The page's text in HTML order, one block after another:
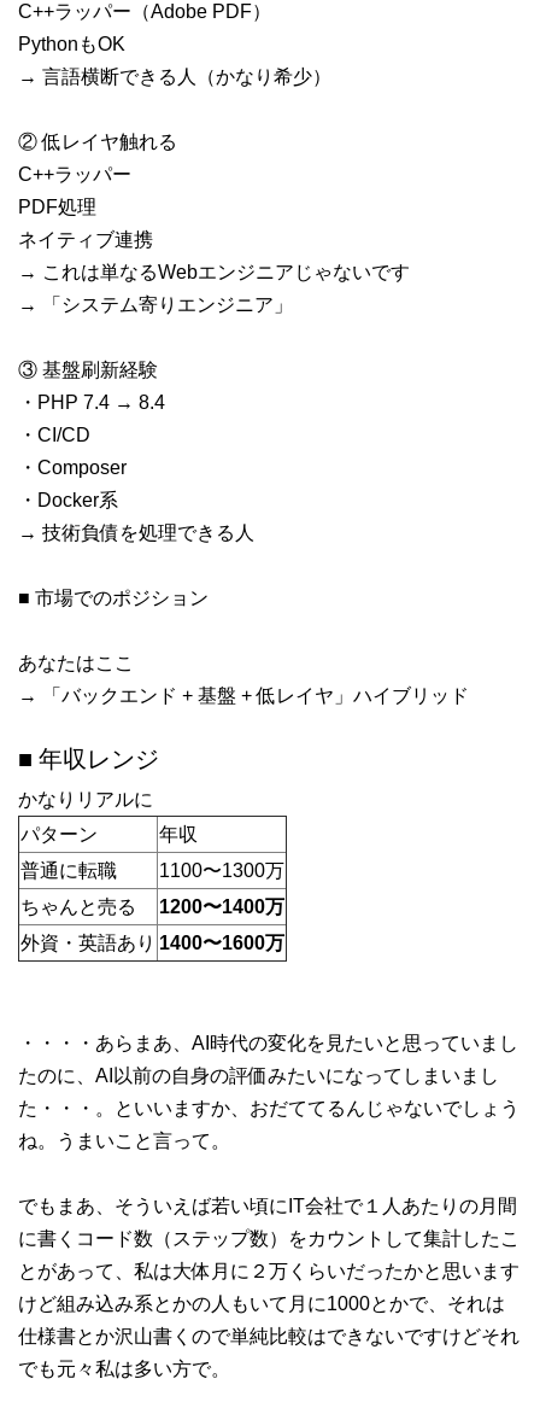
C++ラッパー（Adobe PDF）
PythonもOK
→ 言語横断できる人（かなり希少）
② 低レイヤ触れる
C++ラッパー
PDF処理
ネイティブ連携
→ これは単なるWebエンジニアじゃないです
→ 「システム寄りエンジニア」
③ 基盤刷新経験
・PHP 7.4 → 8.4
・CI/CD
・Composer
・Docker系
→ 技術負債を処理できる人
■ 市場でのポジション
あなたはここ
→ 「バックエンド + 基盤 + 低レイヤ」ハイブリッド
■ 年収レンジ
かなりリアルに
パターン
年収
普通に転職
1100〜1300万
ちゃんと売る
1200〜1400万
外資・英語あり 1400〜1600万
・・・・あらまあ、AI時代の変化を見たいと思っていまし
たのに、AI以前の自身の評価みたいになってしまいまし
た・・・。といいますか、おだててるんじゃないでしょう
ね。うまいこと言って。
でもまあ、そういえば若い頃にIT会社で１人あたりの月間
に書くコード数（ステップ数）をカウントして集計したこ
とがあって、私は大体月に２万くらいだったかと思います
けど組み込み系とかの人もいて月に1000とかで、それは
仕様書とか沢山書くので単純比較はできないですけどそれ
でも元々私は多い方で。